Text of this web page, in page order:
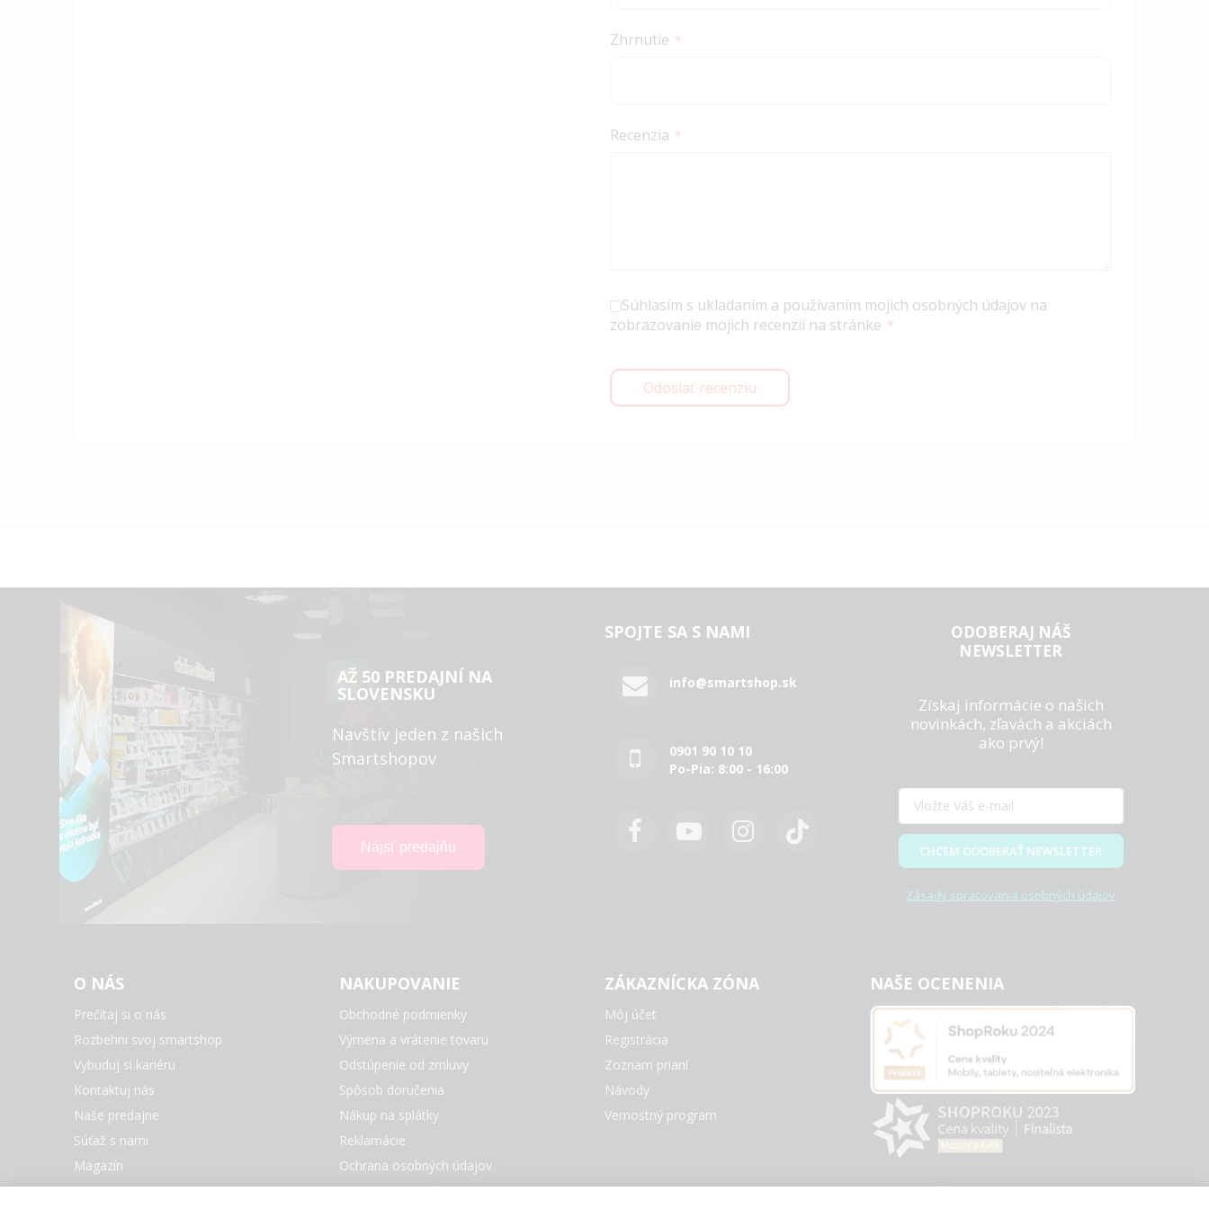
Zhrnutie
Recenzia
Súhlasím s ukladaním a používaním mojich osobných údajov na
zobrazovanie mojich recenzií na stránke
Odoslať recenziu
AŽ 50 PREDAJNÍ NA
SLOVENSKU
Navštív jeden z našich
Smartshopov
SPOJTE SA S NAMI
info@smartshop.sk
0901 90 10 10
Po-Pia: 8:00 - 16:00
ODOBERAJ NÁŠ
NEWSLETTER
Získaj informácie o našich
novinkách, zľavách a akciách
ako prvý!
CHCEM ODOBERAŤ NEWSLETTER
Zásady spracovania osobných údajov
O NÁS
Prečítaj si o nás
Rozbehni svoj smartshop
Vybuduj si kariéru
Kontaktuj nás
Naše predajne
Súťaž s nami
Magazín
NAKUPOVANIE
Obchodné podmienky
Výmena a vrátenie tovaru
Odstúpenie od zmluvy
Spôsob doručenia
Nákup na splátky
Reklamácie
Ochrana osobných údajov
Nastavenie Cookies
ZÁKAZNÍCKA ZÓNA
Môj účet
Registrácia
Zoznam prianí
Návody
Vernostný program
NAŠE OCENENIA